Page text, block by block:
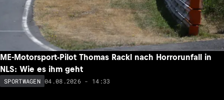
ME-Motorsport-Pilot Thomas Rackl nach Horrorunfall in
NLS: Wie es ihm geht
SPORTWAGEN 04.08.2026 - 14:33